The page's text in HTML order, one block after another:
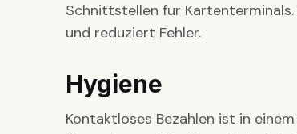
Schnittstellen für
und reduziert Fehler.
Hygiene
Kontaktloses Bezahlen ist in